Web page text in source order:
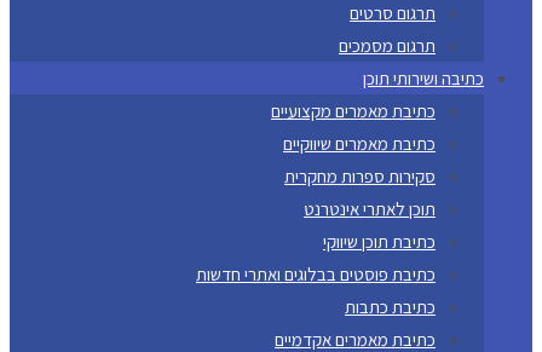
תרגום סרטים
תרגום מסמכים
כתיבה ושירותי תוכן
כתיבת מאמרים מקצועיים
כתיבת מאמרים שיווקיים
סקירות ספרות מחקרית
תוכן לאתרי אינטרנט
כתיבת תוכן שיווקי
כתיבת פוסטים בבלוגים ואתרי חדשות
כתיבת כתבות
כתיבת מאמרים אקדמיים